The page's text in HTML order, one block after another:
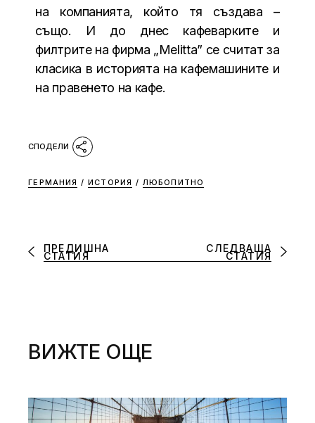
на компанията, който тя създава –
също. И до днес кафеварките и
филтрите на фирма „Melitta” се считат за
класика в историята на кафемашините и
на правенето на кафе.
ГЕРМАНИЯ / ИСТОРИЯ / ЛЮБОПИТНО
ПРЕДИШНА
СТАТИЯ
СЛЕДВАЩА
СТАТИЯ
ВИЖТЕ ОЩЕ